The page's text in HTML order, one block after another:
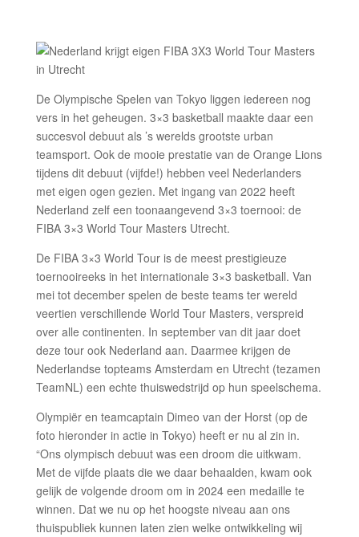
De Olympische Spelen van Tokyo liggen iedereen nog
vers in het geheugen. 3×3 basketball maakte daar een
succesvol debuut als ’s werelds grootste urban
teamsport. Ook de mooie prestatie van de Orange Lions
tijdens dit debuut (vijfde!) hebben veel Nederlanders
met eigen ogen gezien. Met ingang van 2022 heeft
Nederland zelf een toonaangevend 3×3 toernooi: de
FIBA 3×3 World Tour Masters Utrecht.
De FIBA 3×3 World Tour is de meest prestigieuze
toernooireeks in het internationale 3×3 basketball. Van
mei tot december spelen de beste teams ter wereld
veertien verschillende World Tour Masters, verspreid
over alle continenten. In september van dit jaar doet
deze tour ook Nederland aan. Daarmee krijgen de
Nederlandse topteams Amsterdam en Utrecht (tezamen
TeamNL) een echte thuiswedstrijd op hun speelschema.
Olympiër en teamcaptain Dimeo van der Horst (op de
foto hieronder in actie in Tokyo) heeft er nu al zin in.
“Ons olympisch debuut was een droom die uitkwam.
Met de vijfde plaats die we daar behaalden, kwam ook
gelijk de volgende droom om in 2024 een medaille te
winnen. Dat we nu op het hoogste niveau aan ons
thuispubliek kunnen laten zien welke ontwikkeling wij